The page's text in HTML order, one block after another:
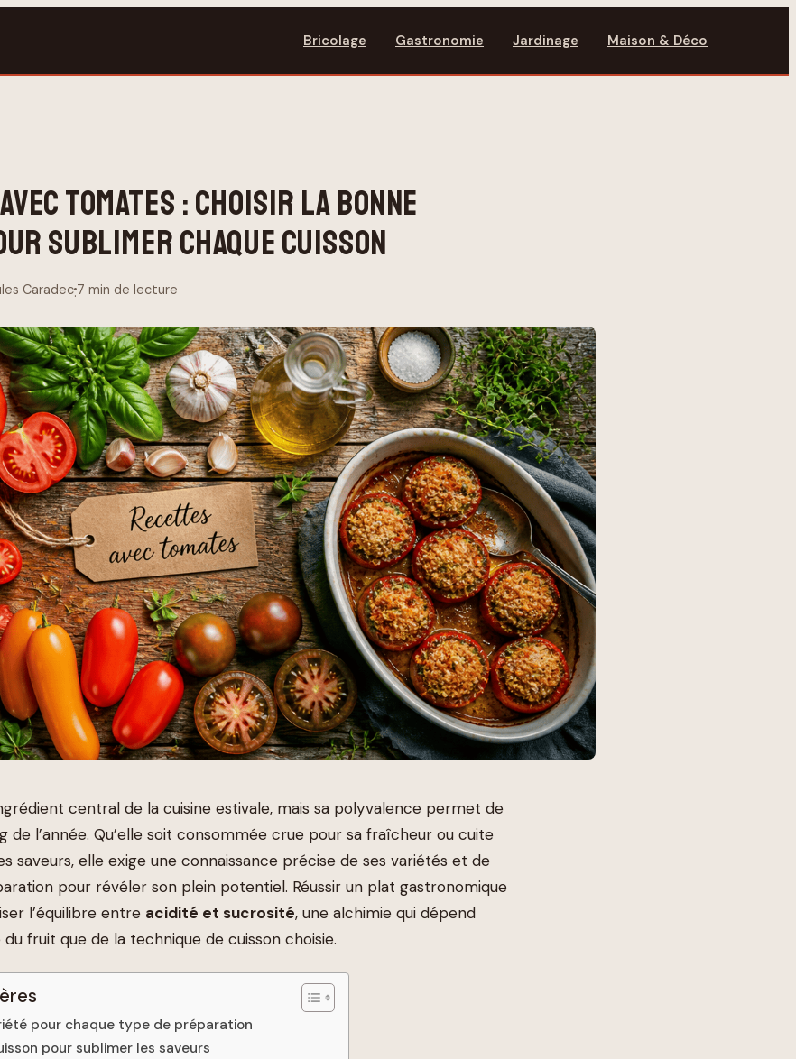
Bricolage Gastronomie Jardinage Maison & Déco
TOMATES : CHOISIR LA BONNE
SUBLIMER CHAQUE CUISSON
Caradec·7 min de lecture
central de la cuisine estivale, mais sa polyvalence permet de
de l’année. Qu’elle soit consommée crue pour sa fraîcheur ou cuite
saveurs, elle exige une connaissance précise de ses variétés et de
pour révéler son plein potentiel. Réussir un plat gastronomique
l’équilibre entre acidité et sucrosité, une alchimie qui dépend
fruit que de la technique de cuisson choisie.
pour chaque type de préparation
pour sublimer les saveurs